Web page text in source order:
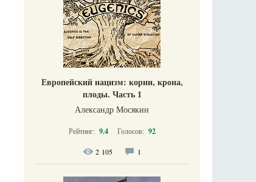
Европейский нацизм: корни, крона,
плоды. Часть 1
Александр Мосякин
Рейтинг: 9.4 Голосов: 92
2 105 1